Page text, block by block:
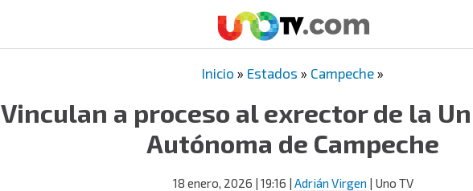
Inicio » Estados » Campeche »
Vinculan a proceso al exrector de la
Autónoma de Campeche
18 enero, 2026 | 19:16 | Adrián Virgen | Uno TV